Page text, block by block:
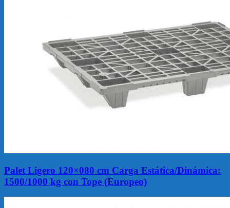
Palet Ligero 120×080 cm Carga Estática/Dinámica:
1500/1000 kg con Tope (Europeo)